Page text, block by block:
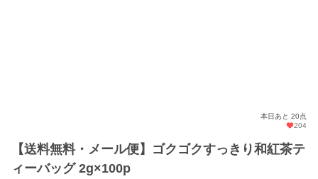
本日あと 20点
204
【送料無料・メール便】ゴクゴクすっきり和紅茶テ
ィーバッグ 2g×100p